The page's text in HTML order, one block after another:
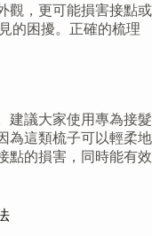
觀，更可能損害接點或
的困擾。正確的梳理
建議大家使用專為接髮
為這類梳子可以輕柔地
點的損害，同時能有效